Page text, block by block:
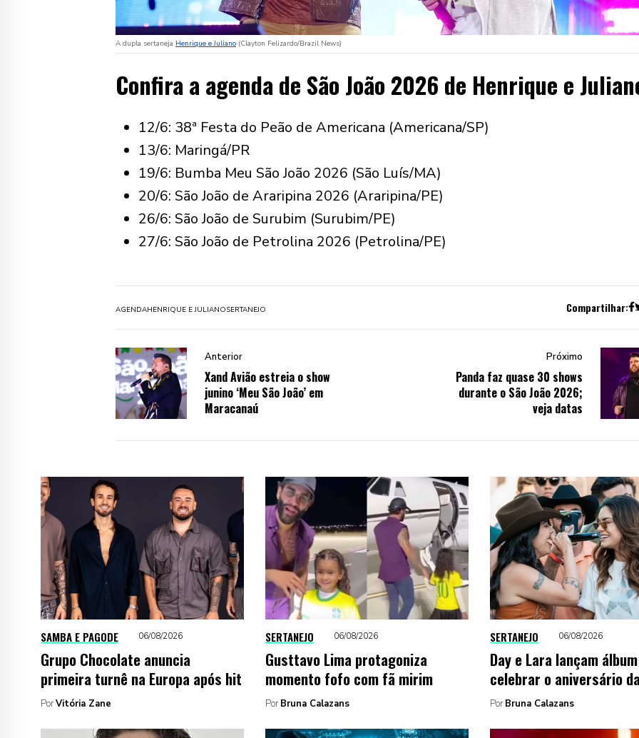
A dupla sertaneja Henrique e Juliano (Clayton Felizardo/Brazil News)
Confira a agenda de São João 2026 de Henrique e
12/6: 38ª Festa do Peão de Americana (Americana/SP)
13/6: Maringá/PR
19/6: Bumba Meu São João 2026 (São Luís/MA)
20/6: São João de Araripina 2026 (Araripina/PE)
26/6: São João de Surubim (Surubim/PE)
27/6: São João de Petrolina 2026 (Petrolina/PE)
AGENDAHENRIQUE E JULIANOSERTANEJO Compartilhar:
Anterior
Xand Avião estreia o show
junino ‘Meu São João’ em
Maracanaú
Próximo
Panda faz quase 30 shows
durante o São João 2026;
veja datas
SAMBA E PAGODE 06/08/2026
Grupo Chocolate anuncia
primeira turnê na Europa após hit
PorVitória Zane
SERTANEJO 06/08/2026
Gusttavo Lima protagoniza
momento fofo com fã mirim
Por Bruna Calazans
SERTANEJO 06/08/2026
Day e Lara lançam
celebrar o aniversário
Por Bruna Calazans